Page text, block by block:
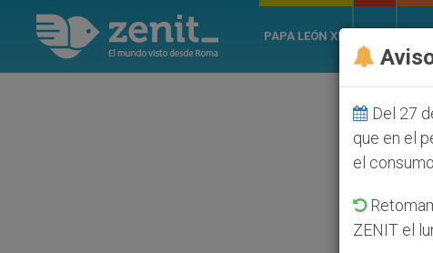
PAPA LEÓN XIV
Del 27
que en el
el
ZENIT el